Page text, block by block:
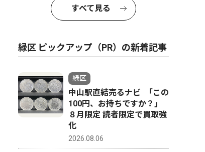
すべて見る
緑区 ピックアップ（PR）の新着記事
緑区
中山駅直結売るナビ ｢この
100円、お持ちですか？｣
８月限定 読者限定で買取強
化
2026.08.06